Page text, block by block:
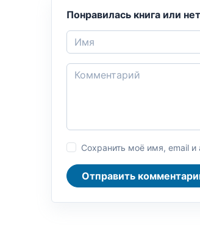
Понравилась книга или
Сохранить моё имя, email
Отправить